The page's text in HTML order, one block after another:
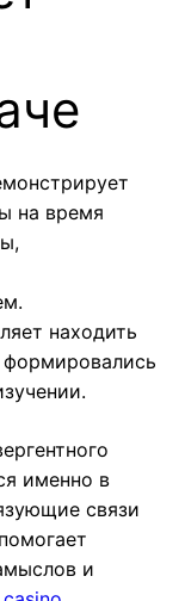
на время
находить
именно в
связи
и